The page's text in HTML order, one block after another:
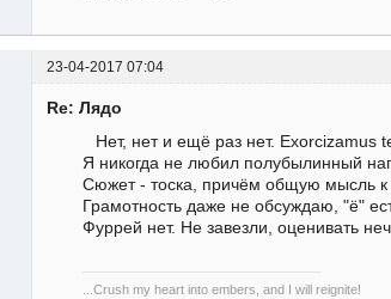
23-04-2017 07:04
Re: Лядо
Нет, нет и ещё раз нет. Exorcizamus
Я никогда не любил полубылинный
Сюжет - тоска, причём общую мысль к
Грамотность даже не обсуждаю, "ё"
Фуррей нет. Не завезли, оценивать
...Crush my heart into embers, and I will reignite!